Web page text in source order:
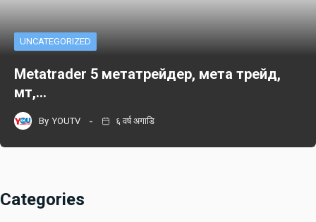
UNCATEGORIZED
Metatrader 5 метатрейдер, мета трейд,
мт,…
By YOUTV ६ वर्ष अगाडि
Categories